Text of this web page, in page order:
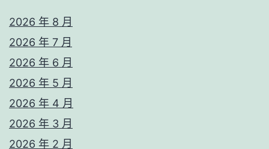
2026 年 8 月
2026 年 7 月
2026 年 6 月
2026 年 5 月
2026 年 4 月
2026 年 3 月
2026 年 2 月